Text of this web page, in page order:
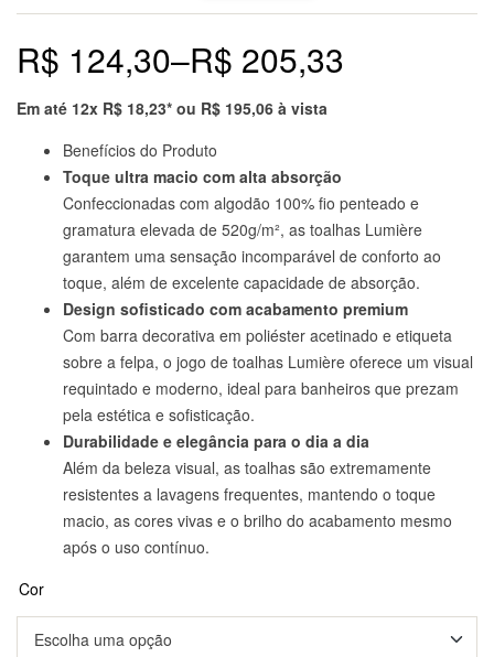
em
esde
clientes
em
ace.
R$ 124,30–R$ 205,33
Em até 12x R$ 18,23* ou R$ 195,06 à vista
Benefícios do Produto
Toque ultra macio com alta absorção
Confeccionadas com algodão 100% fio penteado e
gramatura elevada de 520g/m², as toalhas Lumière
garantem uma sensação incomparável de conforto ao
toque, além de excelente capacidade de absorção.
Design sofisticado com acabamento premium
Com barra decorativa em poliéster acetinado e etiqueta
sobre a felpa, o jogo de toalhas Lumière oferece um visual
requintado e moderno, ideal para banheiros que prezam
pela estética e sofisticação.
Durabilidade e elegância para o dia a dia
Além da beleza visual, as toalhas são extremamente
resistentes a lavagens frequentes, mantendo o toque
macio, as cores vivas e o brilho do acabamento mesmo
após o uso contínuo.
Cor